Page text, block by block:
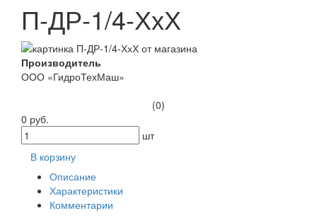
П-ДР-1/4-ХхХ
Производитель
ООО «ГидроТехМаш»
(0)
0 руб.
шт
В корзину
Описание
Характеристики
Комментарии